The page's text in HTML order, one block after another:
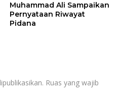
Muhammad Ali Sampaikan
Pernyataan Riwayat
Pidana
Ruas yang wajib